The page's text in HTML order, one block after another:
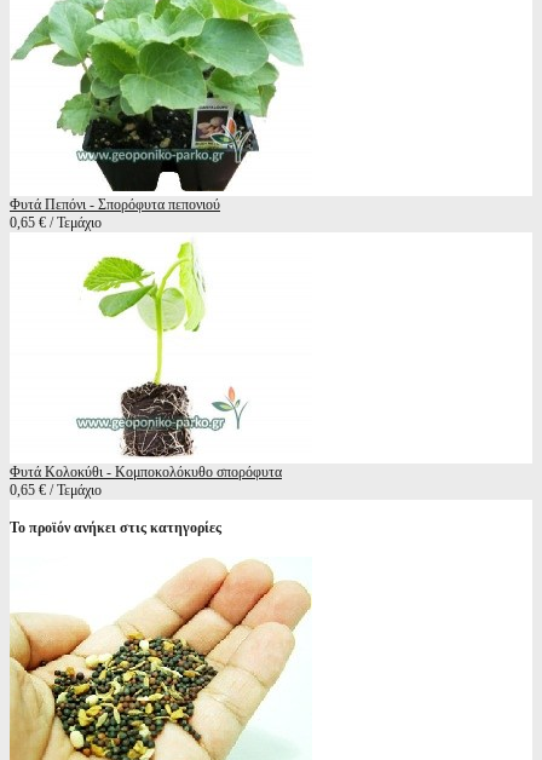
Φυτά Πεπόνι - Σπορόφυτα πεπονιού
0,65 € / Τεμάχιο
Φυτά Κολοκύθι - Κομποκολόκυθο σπορόφυτα
0,65 € / Τεμάχιο
Το προϊόν ανήκει στις κατηγορίες